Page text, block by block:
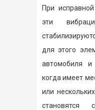
При
эти
для этого
автомобиля
когда имеет
или